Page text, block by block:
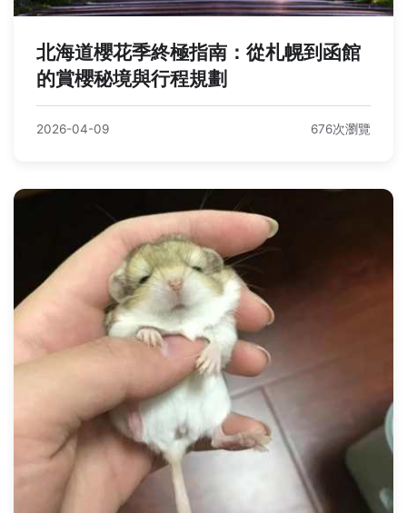
北海道櫻花季終極指南：從札幌到函館
的賞櫻秘境與行程規劃
2026-04-09 676次瀏覽